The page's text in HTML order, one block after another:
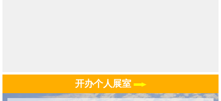
开办个人展室